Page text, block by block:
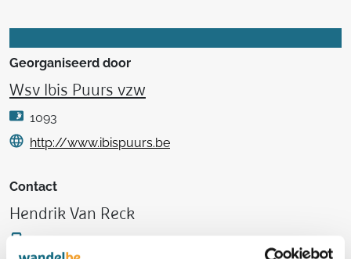
Georganiseerd door
Wsv Ibis Puurs vzw
1093
http://www.ibispuurs.be
Contact
Hendrik Van Reck